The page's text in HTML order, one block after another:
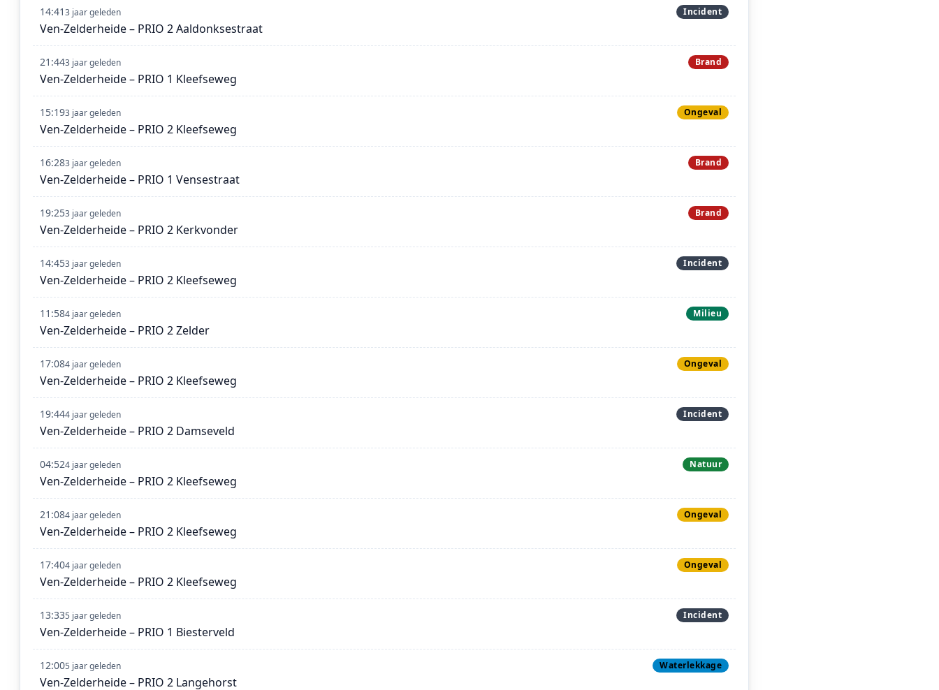
14:413 jaar geleden Incident
Ven-Zelderheide – PRIO 2 Aaldonksestraat
21:443 jaar geleden Brand
Ven-Zelderheide – PRIO 1 Kleefseweg
15:193 jaar geleden Ongeval
Ven-Zelderheide – PRIO 2 Kleefseweg
16:283 jaar geleden Brand
Ven-Zelderheide – PRIO 1 Vensestraat
19:253 jaar geleden Brand
Ven-Zelderheide – PRIO 2 Kerkvonder
14:453 jaar geleden Incident
Ven-Zelderheide – PRIO 2 Kleefseweg
11:584 jaar geleden Milieu
Ven-Zelderheide – PRIO 2 Zelder
17:084 jaar geleden Ongeval
Ven-Zelderheide – PRIO 2 Kleefseweg
19:444 jaar geleden Incident
Ven-Zelderheide – PRIO 2 Damseveld
04:524 jaar geleden Natuur
Ven-Zelderheide – PRIO 2 Kleefseweg
21:084 jaar geleden Ongeval
Ven-Zelderheide – PRIO 2 Kleefseweg
17:404 jaar geleden Ongeval
Ven-Zelderheide – PRIO 2 Kleefseweg
13:335 jaar geleden Incident
Ven-Zelderheide – PRIO 1 Biesterveld
12:005 jaar geleden Waterlekkage
Ven-Zelderheide – PRIO 2 Langehorst